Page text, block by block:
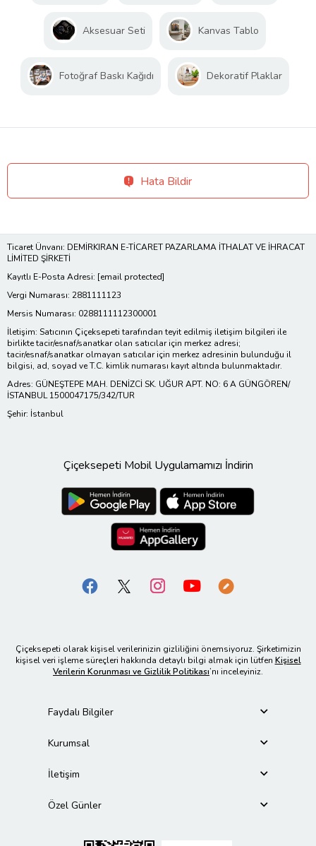
Aksesuar Seti Kanvas Tablo
Fotoğraf Baskı Kağıdı Dekoratif Plaklar
Hata Bildir
Ticaret Ünvanı: DEMİRKIRAN E-TİCARET PAZARLAMA İTHALAT VE İHRACAT
LİMİTED ŞİRKETİ
Kayıtlı E-Posta Adresi: [email protected]
Vergi Numarası: 2881111123
Mersis Numarası: 0288111112300001
İletişim: Satıcının Çiçeksepeti tarafından teyit edilmiş iletişim bilgileri ile
birlikte tacir/esnaf/sanatkar olan satıcılar için merkez adresi;
tacir/esnaf/sanatkar olmayan satıcılar için merkez adresinin bulunduğu il
bilgisi, ad, soyad ve T.C. kimlik numarası kayıt altında bulunmaktadır.
Adres: GÜNEŞTEPE MAH. DENİZCİ SK. UĞUR APT. NO: 6 A GÜNGÖREN/
İSTANBUL 1500047175/342/TUR
Şehir: İstanbul
Çiçeksepeti Mobil Uygulamamızı İndirin
Çiçeksepeti olarak kişisel verilerinizin gizliliğini önemsiyoruz. Şirketimizin
kişisel veri işleme süreçleri hakkında detaylı bilgi almak için lütfen Kişisel
Verilerin Korunması ve Gizlilik Politikası’nı inceleyiniz.
Faydalı Bilgiler
Kurumsal
İletişim
Özel Günler